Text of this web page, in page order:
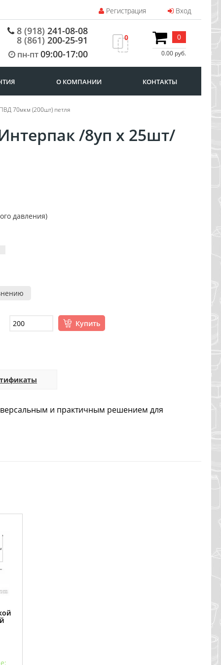
Регистрация Вход
8 (918) 241-08-08
8 (861) 200-25-91
пн-пт09:00-17:00
0 0
0.00 руб.
О КОМПАНИИ КОНТАКТЫ
70мкм (200шт) петля
/8уп х 25шт/
давления)
Купить
и практичным решением для